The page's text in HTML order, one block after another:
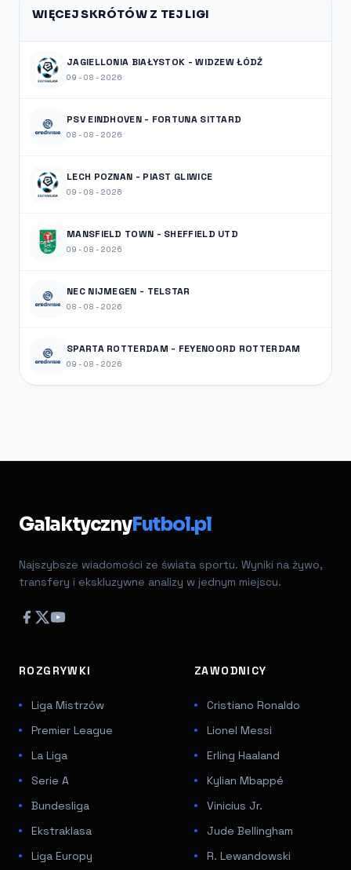
WIĘCEJ SKRÓTÓW Z TEJ LIGI
JAGIELLONIA BIAŁYSTOK - WIDZEW ŁÓDŹ
09-08-2026
PSV EINDHOVEN - FORTUNA SITTARD
08-08-2026
LECH POZNAN - PIAST GLIWICE
09-08-2026
MANSFIELD TOWN - SHEFFIELD UTD
09-08-2026
NEC NIJMEGEN - TELSTAR
08-08-2026
SPARTA ROTTERDAM - FEYENOORD ROTTERDAM
09-08-2026
GalaktycznyFutbol.pl
Najszybsze wiadomości ze świata sportu. Wyniki na żywo,
transfery i ekskluzywne analizy w jednym miejscu.
ROZGRYWKI
Liga Mistrzów
Premier League
La Liga
Serie A
Bundesliga
Ekstraklasa
Liga Europy
ZAWODNICY
Cristiano Ronaldo
Lionel Messi
Erling Haaland
Kylian Mbappé
Vinicius Jr.
Jude Bellingham
R. Lewandowski